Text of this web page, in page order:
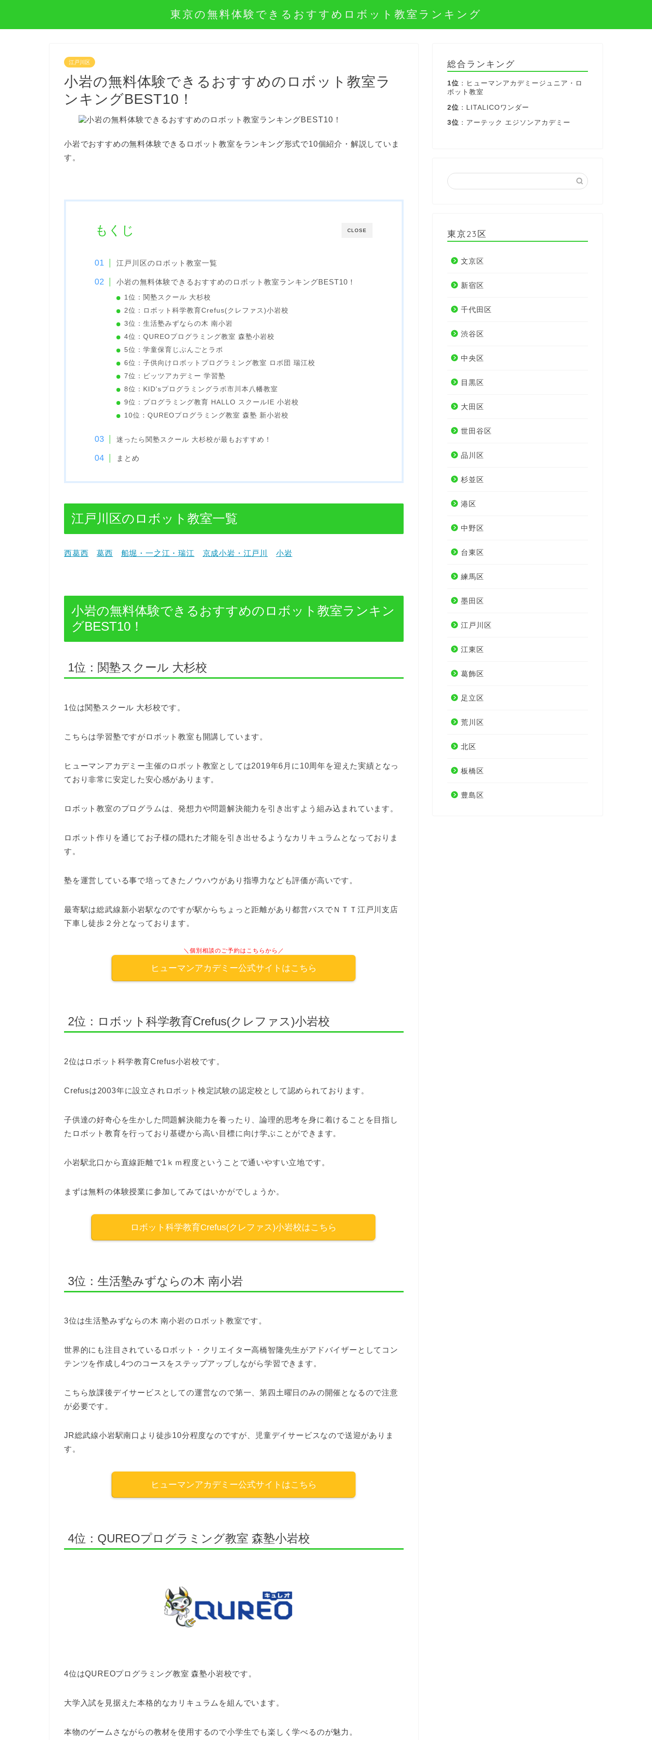
東京の無料体験できるおすすめロボット教室ランキング
江戸川区
小岩の無料体験できるおすすめのロボット教室ラ
ンキングBEST10！
小岩でおすすめの無料体験できるロボット教室をランキング形式で10個紹介・解説していま
す。
CLOSE
もくじ
江戸川区のロボット教室一覧
小岩の無料体験できるおすすめのロボット教室ランキングBEST10！
1位：関塾スクール 大杉校
2位：ロボット科学教育Crefus(クレファス)小岩校
3位：生活塾みずならの木 南小岩
4位：QUREOプログラミング教室 森塾小岩校
5位：学童保育じぶんごとラボ
6位：子供向けロボットプログラミング教室 ロボ団 瑞江校
7位：ビッツアカデミー 学習塾
8位：KID'sプログラミングラボ市川本八幡教室
9位：プログラミング教育 HALLO スクールIE 小岩校
10位：QUREOプログラミング教室 森塾 新小岩校
迷ったら関塾スクール 大杉校が最もおすすめ！
まとめ
江戸川区のロボット教室一覧
西葛西 葛西 船堀・一之江・瑞江 京成小岩・江戸川 小岩
小岩の無料体験できるおすすめのロボット教室ランキン
グBEST10！
1位：関塾スクール 大杉校
1位は関塾スクール 大杉校です。
こちらは学習塾ですがロボット教室も開講しています。
ヒューマンアカデミー主催のロボット教室としては2019年6月に10周年を迎えた実績となっ
ており非常に安定した安心感があります。
ロボット教室のプログラムは、発想力や問題解決能力を引き出すよう組み込まれています。
ロボット作りを通じてお子様の隠れた才能を引き出せるようなカリキュラムとなっておりま
す。
塾を運営している事で培ってきたノウハウがあり指導力なども評価が高いです。
最寄駅は総武線新小岩駅なのですが駅からちょっと距離があり都営バスでＮＴＴ江戸川支店
下車し徒歩２分となっております。
＼個別相談のご予約はこちらから／
ヒューマンアカデミー公式サイトはこちら
2位：ロボット科学教育Crefus(クレファス)小岩校
2位はロボット科学教育Crefus小岩校です。
Crefusは2003年に設立されロボット検定試験の認定校として認められております。
子供達の好奇心を生かした問題解決能力を養ったり、論理的思考を身に着けることを目指し
たロボット教育を行っており基礎から高い目標に向け学ぶことができます。
小岩駅北口から直線距離で1ｋｍ程度ということで通いやすい立地です。
まずは無料の体験授業に参加してみてはいかがでしょうか。
ロボット科学教育Crefus(クレファス)小岩校はこちら
3位：生活塾みずならの木 南小岩
3位は生活塾みずならの木 南小岩のロボット教室です。
世界的にも注目されているロボット・クリエイター高橋智隆先生がアドバイザーとしてコン
テンツを作成し4つのコースをステップアップしながら学習できます。
こちら放課後デイサービスとしての運営なので第一、第四土曜日のみの開催となるので注意
が必要です。
JR総武線小岩駅南口より徒歩10分程度なのですが、児童デイサービスなので送迎がありま
す。
ヒューマンアカデミー公式サイトはこちら
4位：QUREOプログラミング教室 森塾小岩校
4位はQUREOプログラミング教室 森塾小岩校です。
大学入試を見据えた本格的なカリキュラムを組んでいます。
本物のゲームさながらの教材を使用するので小学生でも楽しく学べるのが魅力。
総合ランキング
1位 ：ヒューマンアカデミージュニア・ロ
ボット教室
2位 ：LITALICOワンダー
3位 ：アーテック エジソンアカデミー
東京23区
文京区
新宿区
千代田区
渋谷区
中央区
目黒区
大田区
世田谷区
品川区
杉並区
港区
中野区
台東区
練馬区
墨田区
江戸川区
江東区
葛飾区
足立区
荒川区
北区
板橋区
豊島区